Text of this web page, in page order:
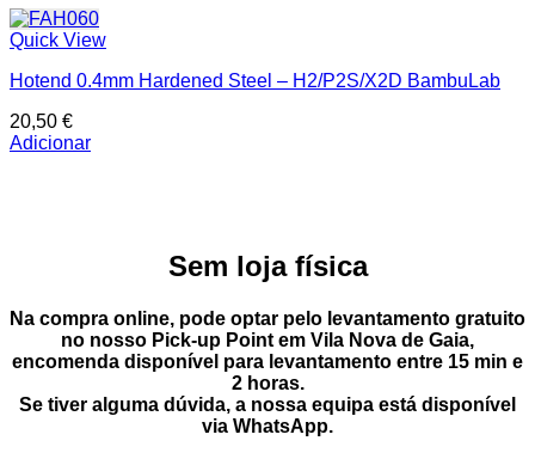
Quick View
Hotend 0.4mm Hardened Steel – H2/P2S/X2D BambuLab
20,50 €
Adicionar
Sem loja física
Na compra online, pode optar pelo levantamento gratuito
no nosso Pick-up Point em Vila Nova de Gaia,
encomenda disponível para levantamento entre 15 min e
2 horas.
Se tiver alguma dúvida, a nossa equipa está disponível
via WhatsApp.